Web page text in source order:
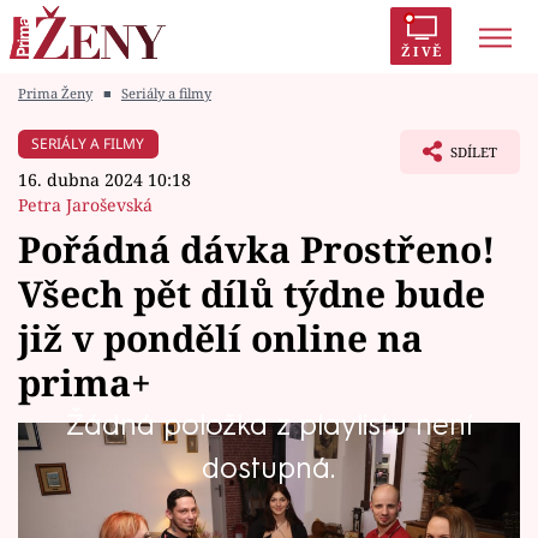
ŽIVĚ
Módní alarm
Témata
Celebrity
Vztahy
Seriály
Prima Ženy ■ Seriály a filmy
SERIÁLY A FILMY
16. dubna 2024 10:18
Petra Jaroševská
SDÍLET
Pořádná dávka Prostřeno!
Všech pět dílů týdne bude
již v pondělí online na
prima+
Žádná položka z playlistu není
dostupná.
Sledujete pořad Prostřeno! a nemůžete se po
pondělním dílu dočkat dalších, abyste zjistili,
jak si povedou ostatní soutěžící týdne?